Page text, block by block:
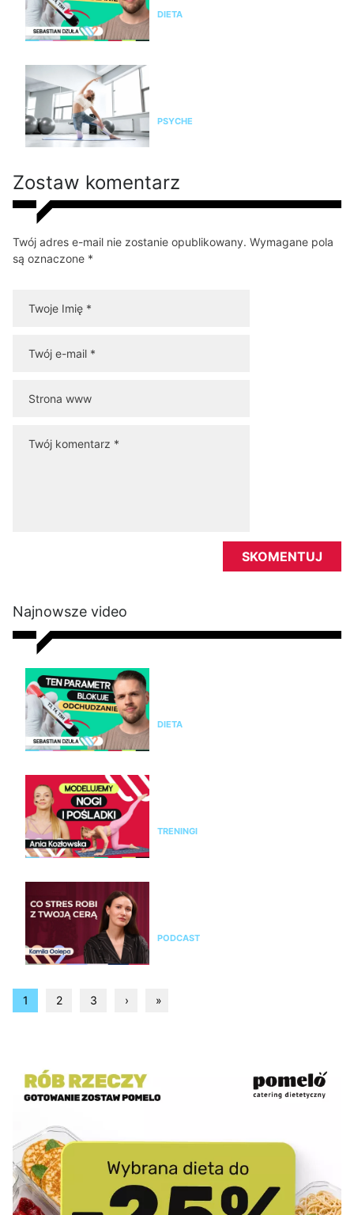
DIETA
PSYCHE
Zostaw komentarz
Twój adres e-mail nie zostanie opublikowany. Wymagane pola
są oznaczone *
Najnowsze video
DIETA
TRENINGI
PODCAST
1 2 3 › »